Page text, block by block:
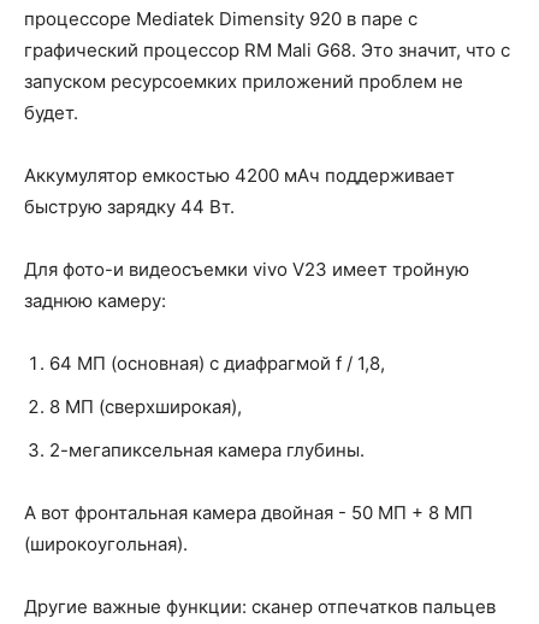
процессоре Mediatek Dimensity 920 в паре с
графический процессор RM Mali G68. Это значит, что с
запуском ресурсоемких приложений проблем не
будет.
Аккумулятор емкостью 4200 мАч поддерживает
быструю зарядку 44 Вт.
Для фото-и видеосъемки vivo V23 имеет тройную
заднюю камеру:
64 МП (основная) с диафрагмой f / 1,8,
8 МП (сверхширокая),
2-мегапиксельная камера глубины.
А вот фронтальная камера двойная - 50 МП + 8 МП
(широкоугольная).
Другие важные функции: сканер отпечатков пальцев